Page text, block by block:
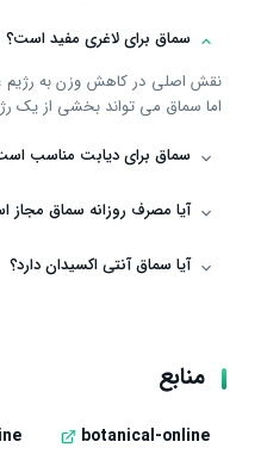
سماق برای لاغری مفید است؟
نقش اصلی در کاهش وزن به رژیم
اما سماق می ‌تواند بخشی از یک
سماق برای دیابت مناسب
آیا مصرف روزانه سماق مجاز
آیا سماق آنتی ‌اکسیدان دارد؟
منابع
botanical-online